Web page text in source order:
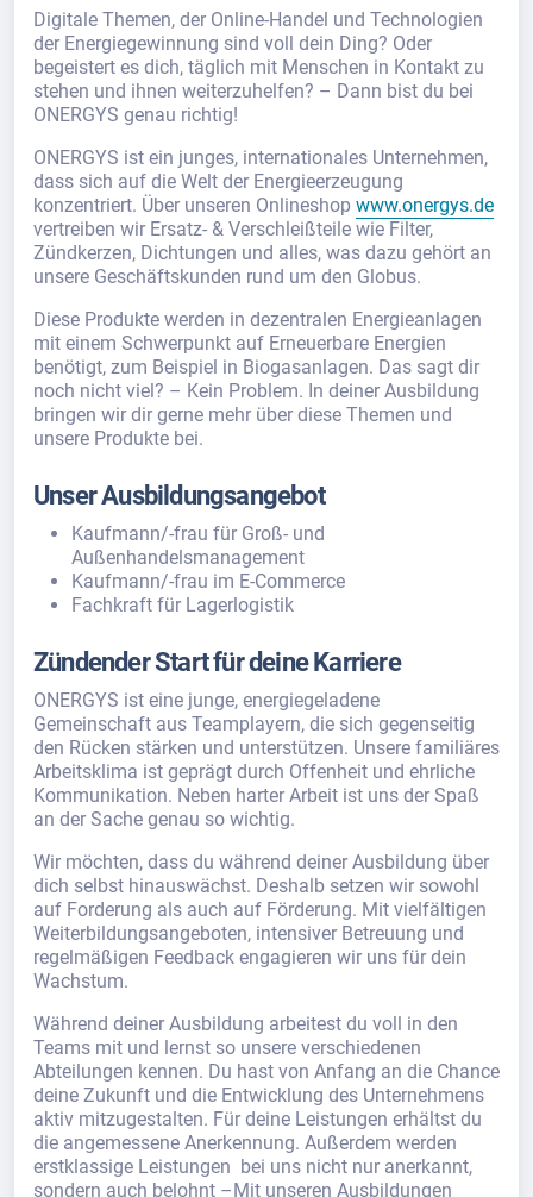
Digitale Themen, der Online-Handel und Technologien
der Energiegewinnung sind voll dein Ding? Oder
begeistert es dich, täglich mit Menschen in Kontakt zu
stehen und ihnen weiterzuhelfen? – Dann bist du bei
ONERGYS genau richtig!
ONERGYS ist ein junges, internationales Unternehmen,
dass sich auf die Welt der Energieerzeugung
konzentriert. Über unseren Onlineshop www.onergys.de
vertreiben wir Ersatz- & Verschleißteile wie Filter,
Zündkerzen, Dichtungen und alles, was dazu gehört an
unsere Geschäftskunden rund um den Globus.
Diese Produkte werden in dezentralen Energieanlagen
mit einem Schwerpunkt auf Erneuerbare Energien
benötigt, zum Beispiel in Biogasanlagen. Das sagt dir
noch nicht viel? – Kein Problem. In deiner Ausbildung
bringen wir dir gerne mehr über diese Themen und
unsere Produkte bei.
Unser Ausbildungsangebot
Kaufmann/-frau für Groß- und
Außenhandelsmanagement
Kaufmann/-frau im E-Commerce
Fachkraft für Lagerlogistik
Zündender Start für deine Karriere
ONERGYS ist eine junge, energiegeladene
Gemeinschaft aus Teamplayern, die sich gegenseitig
den Rücken stärken und unterstützen. Unsere familiäres
Arbeitsklima ist geprägt durch Offenheit und ehrliche
Kommunikation. Neben harter Arbeit ist uns der Spaß
an der Sache genau so wichtig.
Wir möchten, dass du während deiner Ausbildung über
dich selbst hinauswächst. Deshalb setzen wir sowohl
auf Forderung als auch auf Förderung. Mit vielfältigen
Weiterbildungsangeboten, intensiver Betreuung und
regelmäßigen Feedback engagieren wir uns für dein
Wachstum.
Während deiner Ausbildung arbeitest du voll in den
Teams mit und lernst so unsere verschiedenen
Abteilungen kennen. Du hast von Anfang an die Chance
deine Zukunft und die Entwicklung des Unternehmens
aktiv mitzugestalten. Für deine Leistungen erhältst du
die angemessene Anerkennung. Außerdem werden
erstklassige Leistungen bei uns nicht nur anerkannt,
sondern auch belohnt –Mit unseren Ausbildungen